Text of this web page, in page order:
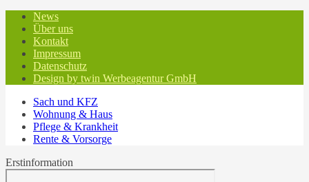
News
Über uns
Kontakt
Impressum
Datenschutz
Design by twin Werbeagentur GmbH
Sach und KFZ
Wohnung & Haus
Pflege & Krankheit
Rente & Vorsorge
Erstinformation